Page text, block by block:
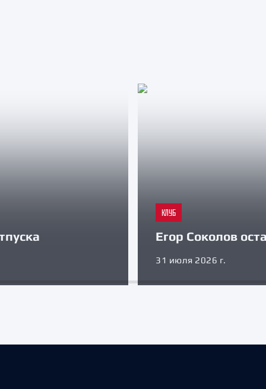
КЛУБ
Егор Соколов
31 июля 2026 г.